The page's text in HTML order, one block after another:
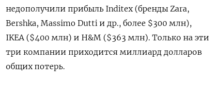
недополучили прибыль Inditex (бренды Zara,
Bershka, Massimo Dutti и др., более $300 млн),
IKEA ($400 млн) и H&M ($363 млн). Только на эти
три компании приходится миллиард долларов
общих потерь.